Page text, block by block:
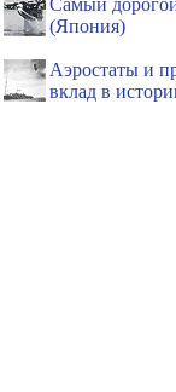
Самый
(Япония)
Аэростаты и
вклад в